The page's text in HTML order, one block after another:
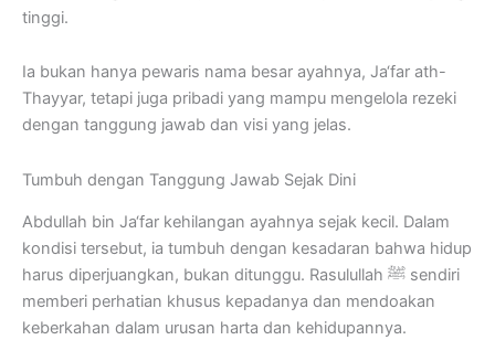
tinggi.
Ia bukan hanya pewaris nama besar ayahnya, Ja‘far ath-
Thayyar, tetapi juga pribadi yang mampu mengelola rezeki
dengan tanggung jawab dan visi yang jelas.
Tumbuh dengan Tanggung Jawab Sejak Dini
Abdullah bin Ja‘far kehilangan ayahnya sejak kecil. Dalam
kondisi tersebut, ia tumbuh dengan kesadaran bahwa hidup
harus diperjuangkan, bukan ditunggu. Rasulullah ﷺ sendiri
memberi perhatian khusus kepadanya dan mendoakan
keberkahan dalam urusan harta dan kehidupannya.